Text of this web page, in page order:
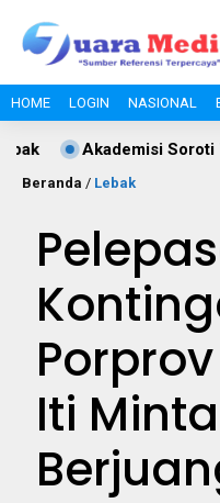
HOME LOGIN NASIONAL
Tunggakan PBB
Beranda / Lebak
Iti